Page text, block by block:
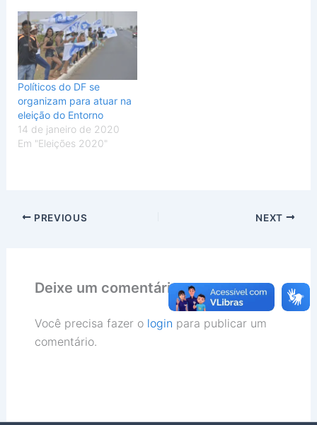
Políticos do DF se
organizam para atuar na
eleição do Entorno
14 de janeiro de 2020
Em "Eleições 2020"
PREVIOUS NEXT
Deixe um comentário
Você precisa fazer o login para publicar um
comentário.